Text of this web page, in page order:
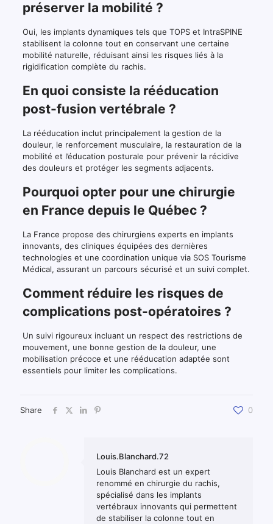
préserver la mobilité ?
Oui, les implants dynamiques tels que TOPS et IntraSPINE
stabilisent la colonne tout en conservant une certaine
mobilité naturelle, réduisant ainsi les risques liés à la
rigidification complète du rachis.
En quoi consiste la rééducation
post-fusion vertébrale ?
La rééducation inclut principalement la gestion de la
douleur, le renforcement musculaire, la restauration de la
mobilité et l’éducation posturale pour prévenir la récidive
des douleurs et protéger les segments adjacents.
Pourquoi opter pour une chirurgie
en France depuis le Québec ?
La France propose des chirurgiens experts en implants
innovants, des cliniques équipées des dernières
technologies et une coordination unique via SOS Tourisme
Médical, assurant un parcours sécurisé et un suivi complet.
Comment réduire les risques de
complications post-opératoires ?
Un suivi rigoureux incluant un respect des restrictions de
mouvement, une bonne gestion de la douleur, une
mobilisation précoce et une rééducation adaptée sont
essentiels pour limiter les complications.
Share 0
Louis.Blanchard.72
Louis Blanchard est un expert
renommé en chirurgie du rachis,
spécialisé dans les implants
vertébraux innovants qui permettent
de stabiliser la colonne tout en